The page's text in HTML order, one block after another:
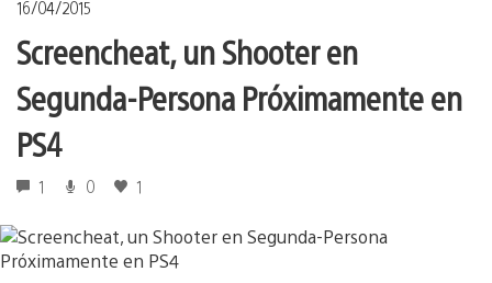
16/04/2015
Screencheat, un Shooter en
Segunda-Persona Próximamente en
PS4
1 0 1